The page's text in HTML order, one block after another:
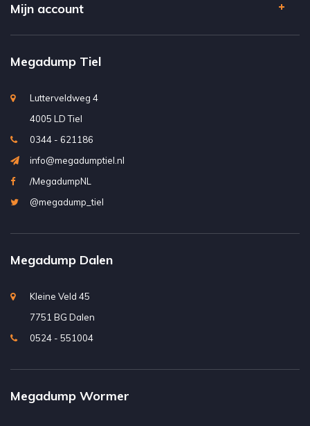
Mijn account
Megadump Tiel
Lutterveldweg 4
4005 LD Tiel
0344 - 621186
info@megadumptiel.nl
/MegadumpNL
@megadump_tiel
Megadump Dalen
Kleine Veld 45
7751 BG Dalen
0524 - 551004
Megadump Wormer